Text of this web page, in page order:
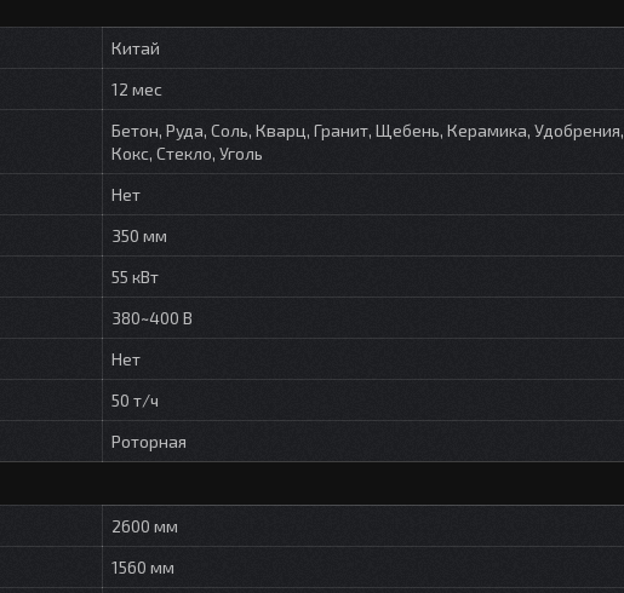
Китай
12 мес
Бетон, Руда, Соль, Кварц, Гранит, Щебень, Керамика, Удобрения,
Кокс, Стекло, Уголь
Нет
350 мм
55 кВт
380~400 В
Нет
50 т/ч
Роторная
2600 мм
1560 мм